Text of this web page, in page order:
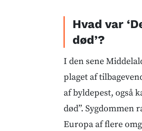
Hvad var
død’?
I den sene
plaget af
af byldepest, også
død”. Sygdommen
Europa af flere